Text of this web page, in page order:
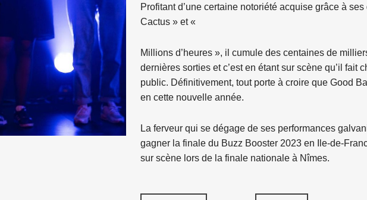
Profitant d’une certaine notoriété acquise grâce à
Cactus » et «
Millions d’heures », il cumule des centaines de
dernières sorties et c’est en étant sur scène qu’il fait
public. Définitivement, tout porte à croire que Good
en cette nouvelle année.
La ferveur qui se dégage de ses performances
gagner la finale du Buzz Booster 2023 en Ile-de-
sur scène lors de la finale nationale à Nîmes.